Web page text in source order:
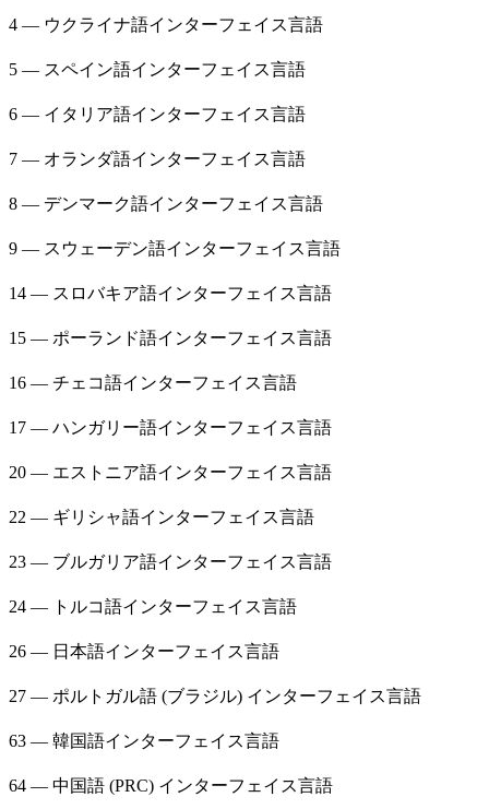
4 — ウクライナ語インターフェイス言語
5 — スペイン語インターフェイス言語
6 — イタリア語インターフェイス言語
7 — オランダ語インターフェイス言語
8 — デンマーク語インターフェイス言語
9 — スウェーデン語インターフェイス言語
14 — スロバキア語インターフェイス言語
15 — ポーランド語インターフェイス言語
16 — チェコ語インターフェイス言語
17 — ハンガリー語インターフェイス言語
20 — エストニア語インターフェイス言語
22 — ギリシャ語インターフェイス言語
23 — ブルガリア語インターフェイス言語
24 — トルコ語インターフェイス言語
26 — 日本語インターフェイス言語
27 — ポルトガル語 (ブラジル) インターフェイス言語
63 — 韓国語インターフェイス言語
64 — 中国語 (PRC) インターフェイス言語